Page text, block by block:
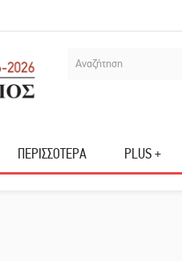
ΠΕΡΙΣΣΟΤΕΡΑ PLUS +